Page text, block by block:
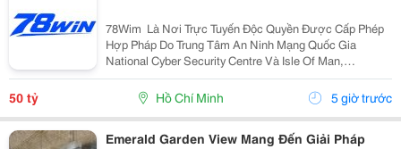
78Wim ⁠ Là Nơi Trực Tuyến Độc Quyền Được Cấp Phép
Hợp Pháp Do Trung Tâm An Ninh Mạng Quốc Gia
National Cyber Security Centre Và Isle Of Man,
Cagayan,Và Pagcor Cấp Phép. Những Giấy Phép Khẳng
Định Sân Chơi Này An Toàn Và Minh Bạch Thu Hút Hơn
10 Triệu...
50 tỷ Hồ Chí Minh 5 giờ trước
Emerald Garden View Mang Đến Giải Pháp